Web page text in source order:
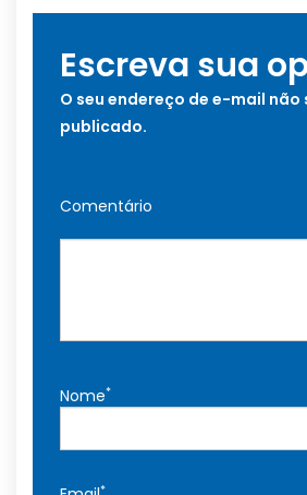
Escreva sua
O seu endereço de e-mail não
publicado.
Comentário
Nome*
*